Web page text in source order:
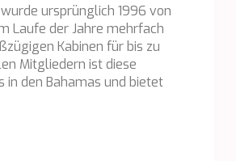
ursprünglich 1996 von
Laufe der Jahre mehrfach
Kabinen für bis zu
Mitgliedern ist diese
in den Bahamas und bietet
Entscheidungen des Benutzers
seiner Surfgewohnheiten zu speichern. Dank
der Website kennen und Werbung in
Konfiguration speichern